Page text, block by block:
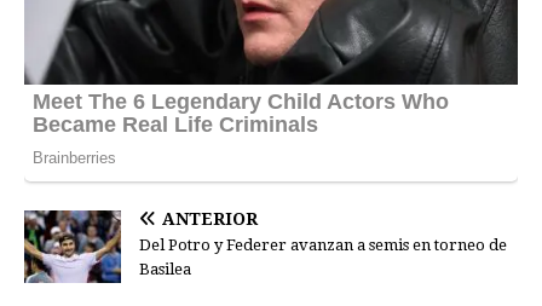
ANTERIOR
Del Potro y Federer avanzan a semis en torneo de
Basilea